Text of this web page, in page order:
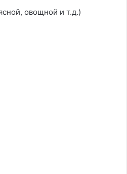
овощной и т.д.)